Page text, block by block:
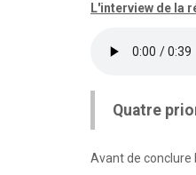
L'interview de la
Quatre
Avant de conclure